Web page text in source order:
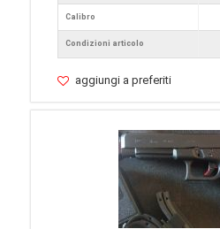
Calibro
Condizioni articolo
aggiungi a preferiti